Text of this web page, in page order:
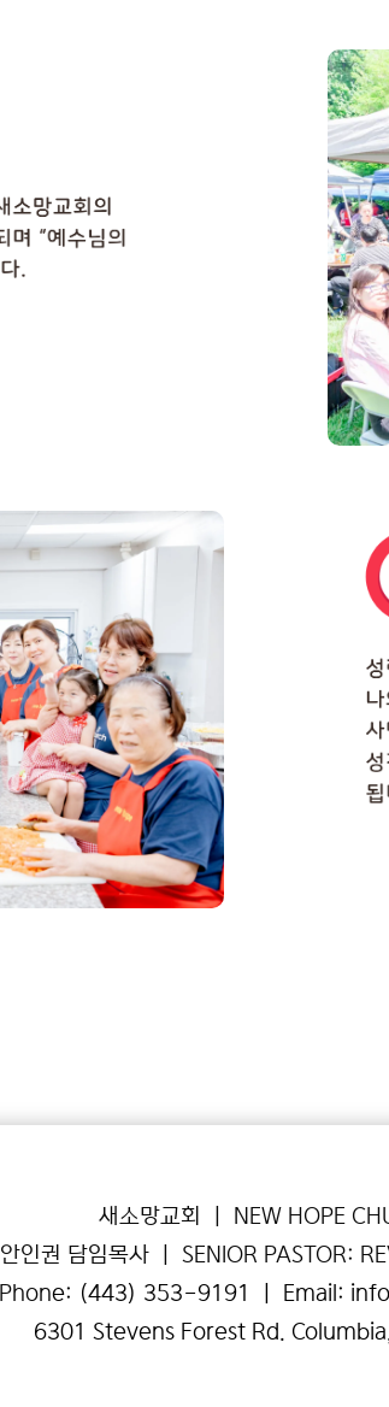
새소망교회 | NEW HOPE
안인권 담임목사 | SENIOR PASTOR:
Phone: (443) 353-9191 | Email:
6301 Stevens Forest Rd.